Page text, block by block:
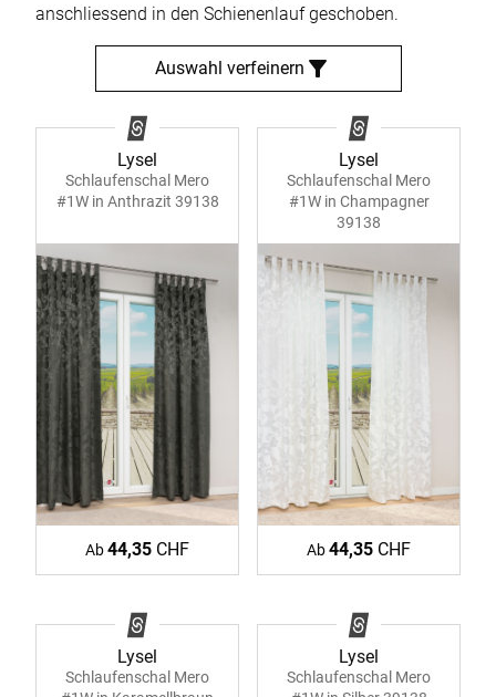
anschliessend in den Schienenlauf geschoben.
Auswahl verfeinern
Lysel
Schlaufenschal Mero
#1W in Anthrazit 39138
Ab44,35 CHF
Lysel
Schlaufenschal Mero
#1W in Champagner
39138
Ab44,35 CHF
Lysel
Schlaufenschal Mero
Lysel
Schlaufenschal Mero